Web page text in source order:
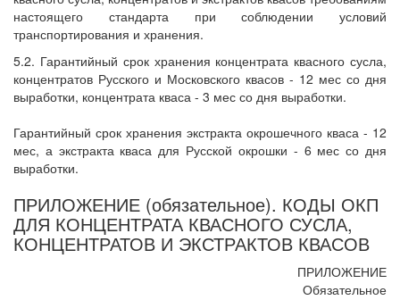
настоящего стандарта при соблюдении условий
транспортирования и хранения.
5.2. Гарантийный срок хранения концентрата квасного сусла,
концентратов Русского и Московского квасов - 12 мес со дня
выработки, концентрата кваса - 3 мес со дня выработки.
Гарантийный срок хранения экстракта окрошечного кваса - 12
мес, а экстракта кваса для Русской окрошки - 6 мес со дня
выработки.
ПРИЛОЖЕНИЕ (обязательное). КОДЫ ОКП
ДЛЯ КОНЦЕНТРАТА КВАСНОГО СУСЛА,
КОНЦЕНТРАТОВ И ЭКСТРАКТОВ КВАСОВ
ПРИЛОЖЕНИЕ
Обязательное